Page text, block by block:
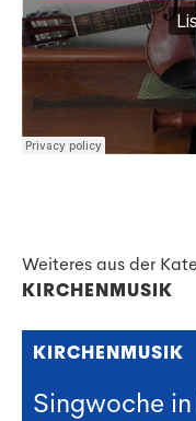
Weiteres aus der
KIRCHENMUSIK
KIRCHENMUSIK
Singwoche